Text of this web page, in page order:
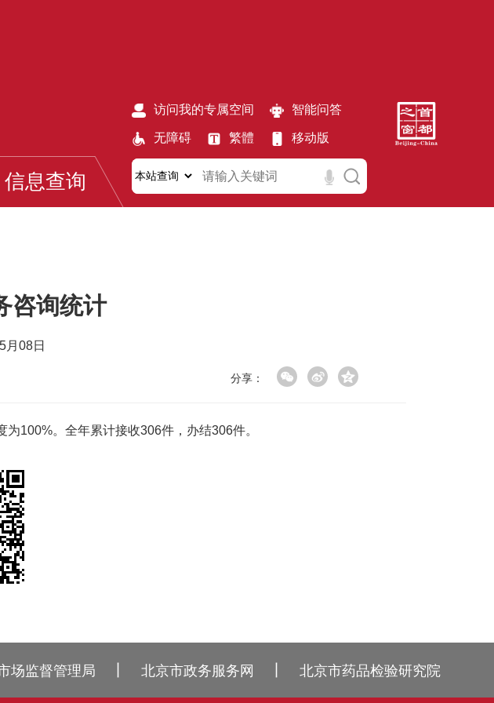
信息查询
访问我的专属空间 智能问答
无障碍 繁體 移动版
咨询统计
月08日
分享：
100%。全年累计接收306件，办结306件。
场监督管理局 北京市政务服务网 北京市药品检验研究院